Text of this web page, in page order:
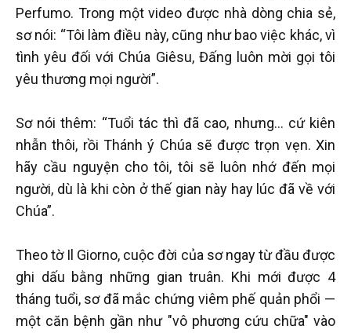
Perfumo. Trong một video được nhà dòng chia sẻ,
sơ nói: “Tôi làm điều này, cũng như bao việc khác, vì
tình yêu đối với Chúa Giêsu, Đấng luôn mời gọi tôi
yêu thương mọi người”.
Sơ nói thêm: “Tuổi tác thì đã cao, nhưng... cứ kiên
nhẫn thôi, rồi Thánh ý Chúa sẽ được trọn vẹn. Xin
hãy cầu nguyện cho tôi, tôi sẽ luôn nhớ đến mọi
người, dù là khi còn ở thế gian này hay lúc đã về với
Chúa”.
Theo tờ Il Giorno, cuộc đời của sơ ngay từ đầu được
ghi dấu bằng những gian truân. Khi mới được 4
tháng tuổi, sơ đã mắc chứng viêm phế quản phổi —
một căn bệnh gần như "vô phương cứu chữa" vào